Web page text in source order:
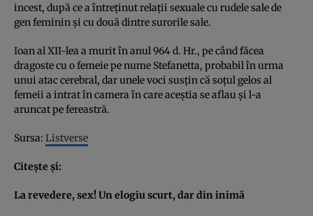
incest, după ce a întreţinut relaţii sexuale cu rudele sale de
gen feminin şi cu două dintre surorile sale.
Ioan al XII-lea a murit în anul 964 d. Hr., pe când făcea
dragoste cu o femeie pe nume Stefanetta, probabil în urma
unui atac cerebral, dar unele voci susţin că soţul gelos al
femeii a intrat în camera în care aceştia se aflau şi l-a
aruncat pe fereastră.
Sursa: Listverse
Citeşte şi:
La revedere, sex! Un elogiu scurt, dar din inimă